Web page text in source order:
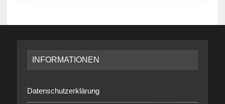
INFORMATIONEN
Datenschutzerklärung